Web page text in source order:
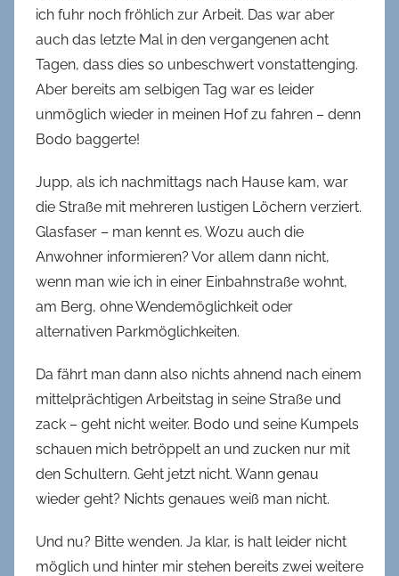
ich fuhr noch fröhlich zur Arbeit. Das war aber
auch das letzte Mal in den vergangenen acht
Tagen, dass dies so unbeschwert vonstattenging.
Aber bereits am selbigen Tag war es leider
unmöglich wieder in meinen Hof zu fahren – denn
Bodo baggerte!
Jupp, als ich nachmittags nach Hause kam, war
die Straße mit mehreren lustigen Löchern verziert.
Glasfaser – man kennt es. Wozu auch die
Anwohner informieren? Vor allem dann nicht,
wenn man wie ich in einer Einbahnstraße wohnt,
am Berg, ohne Wendemöglichkeit oder
alternativen Parkmöglichkeiten.
Da fährt man dann also nichts ahnend nach einem
mittelprächtigen Arbeitstag in seine Straße und
zack – geht nicht weiter. Bodo und seine Kumpels
schauen mich betröppelt an und zucken nur mit
den Schultern. Geht jetzt nicht. Wann genau
wieder geht? Nichts genaues weiß man nicht.
Und nu? Bitte wenden. Ja klar, is halt leider nicht
möglich und hinter mir stehen bereits zwei weitere